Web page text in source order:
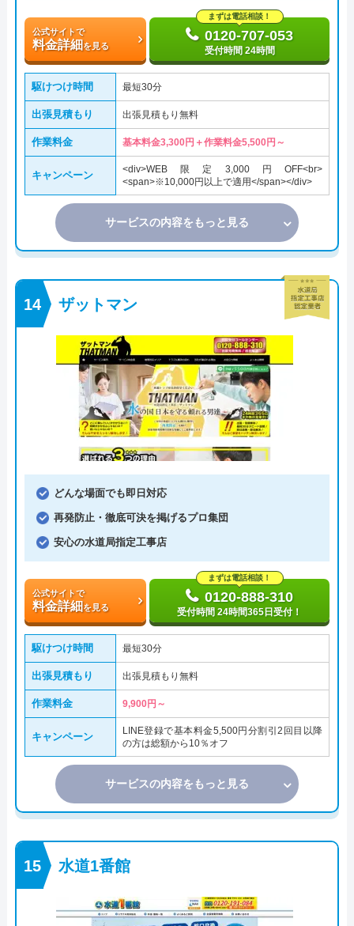
公式サイトで
料金詳細を見る
まずは電話相談！
0120-707-053
受付時間 24時間
駆けつけ時間 最短30分
出張見積もり 出張見積もり無料
作業料金 基本料金3,300円＋作業料金5,500円～
キャンペーン
<div>WEB限定3,000円OFF<br>
<span>※10,000円以上で適用</span></div>
サービスの内容をもっと見る
ザットマン
どんな場面でも即日対応
再発防止・徹底可決を掲げるプロ集団
安心の水道局指定工事店
公式サイトで
料金詳細を見る
まずは電話相談！
0120-888-310
受付時間 24時間365日受付！
駆けつけ時間 最短30分
出張見積もり 出張見積もり無料
作業料金 9,900円～
キャンペーン
LINE登録で基本料金5,500円分割引2回目以降
の方は総額から10％オフ
サービスの内容をもっと見る
水道1番館